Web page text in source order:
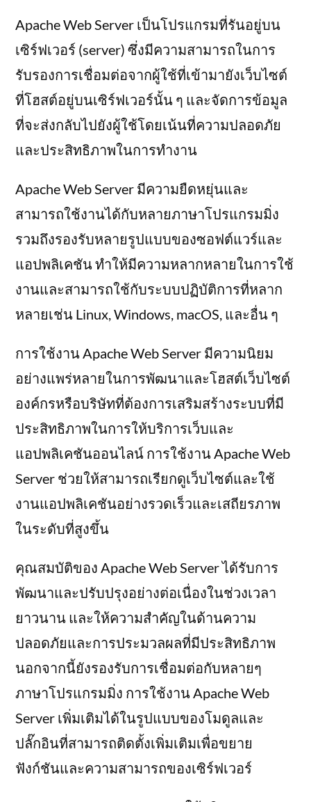
Apache Web Server เป็นโปรแกรมที่รันอยู่บน
เซิร์ฟเวอร์ (server) ซึ่งมีความสามารถในการ
รับรองการเชื่อมต่อจากผู้ใช้ที่เข้ามายังเว็บไซต์
ที่โฮสต์อยู่บนเซิร์ฟเวอร์นั้น ๆ และจัดการข้อมูล
ที่จะส่งกลับไปยังผู้ใช้โดยเน้นที่ความปลอดภัย
และประสิทธิภาพในการทำงาน
Apache Web Server มีความยืดหยุ่นและ
สามารถใช้งานได้กับหลายภาษาโปรแกรมมิ่ง
รวมถึงรองรับหลายรูปแบบของซอฟต์แวร์และ
แอปพลิเคชัน ทำให้มีความหลากหลายในการใช้
งานและสามารถใช้กับระบบปฏิบัติการที่หลาก
หลายเช่น Linux, Windows, macOS, และอื่น ๆ
การใช้งาน Apache Web Server มีความนิยม
อย่างแพร่หลายในการพัฒนาและโฮสต์เว็บไซต์
องค์กรหรือบริษัทที่ต้องการเสริมสร้างระบบที่มี
ประสิทธิภาพในการให้บริการเว็บและ
แอปพลิเคชันออนไลน์ การใช้งาน Apache Web
Server ช่วยให้สามารถเรียกดูเว็บไซต์และใช้
งานแอปพลิเคชันอย่างรวดเร็วและเสถียรภาพ
ในระดับที่สูงขึ้น
คุณสมบัติของ Apache Web Server ได้รับการ
พัฒนาและปรับปรุงอย่างต่อเนื่องในช่วงเวลา
ยาวนาน และให้ความสำคัญในด้านความ
ปลอดภัยและการประมวลผลที่มีประสิทธิภาพ
นอกจากนี้ยังรองรับการเชื่อมต่อกับหลายๆ
ภาษาโปรแกรมมิ่ง การใช้งาน Apache Web
Server เพิ่มเติมได้ในรูปแบบของโมดูลและ
ปลั๊กอินที่สามารถติดตั้งเพิ่มเติมเพื่อขยาย
ฟังก์ชันและความสามารถของเซิร์ฟเวอร์